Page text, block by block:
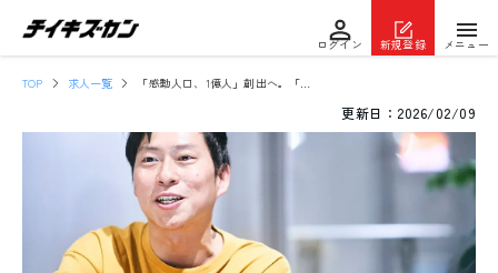
ログイン 新規登録 メニュー
TOP 求人一覧 「感動人口、1億人」創出へ。「人事室（仮）」創設メンバー募集
更新日： 2026/02/09